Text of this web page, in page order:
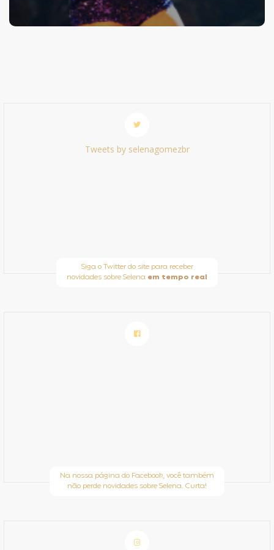
Tweets by selenagomezbr
Siga o Twitter do site para receber
novidades sobre Selena em tempo real
Na nossa página do Facebook, você também
não perde novidades sobre Selena. Curta!